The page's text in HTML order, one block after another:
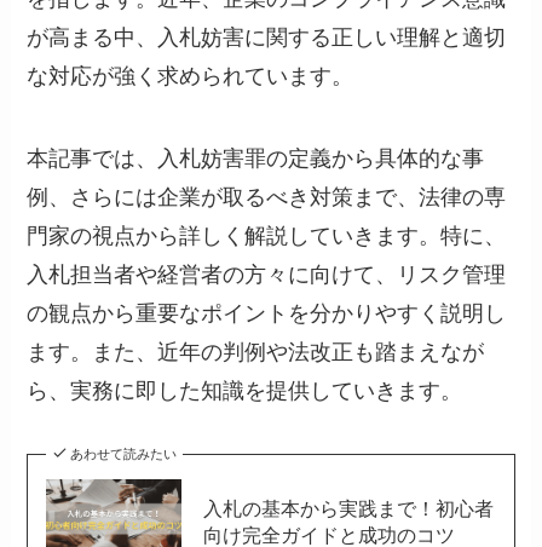
が高まる中、入札妨害に関する正しい理解と適切
な対応が強く求められています。
本記事では、入札妨害罪の定義から具体的な事
例、さらには企業が取るべき対策まで、法律の専
門家の視点から詳しく解説していきます。特に、
入札担当者や経営者の方々に向けて、リスク管理
の観点から重要なポイントを分かりやすく説明し
ます。また、近年の判例や法改正も踏まえなが
ら、実務に即した知識を提供していきます。
あわせて読みたい
入札の基本から実践まで！初心者
向け完全ガイドと成功のコツ